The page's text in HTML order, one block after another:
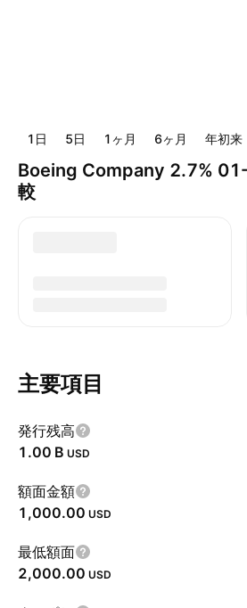
1日 5日 1ヶ月 6ヶ月 年初来
Boeing Company 2.7%
較
主要項目
発行残高
‪1.00 B‬ USD
額面金額
1,000.00 USD
最低額面
2,000.00 USD